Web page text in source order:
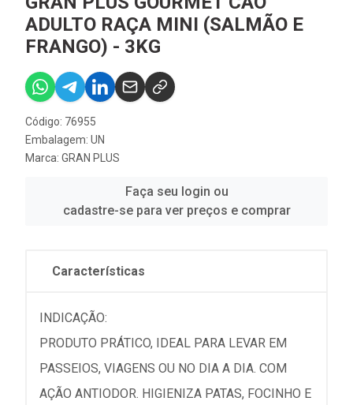
ADULTO RAÇA MINI (SALMÃO E
FRANGO) - 3KG
Código: 76955
Embalagem: UN
Marca: GRAN PLUS
Faça seu login ou
cadastre-se para ver preços e comprar
Características
INDICAÇÃO:
PRODUTO PRÁTICO, IDEAL PARA LEVAR EM
PASSEIOS, VIAGENS OU NO DIA A DIA. COM
AÇÃO ANTIODOR. HIGIENIZA PATAS, FOCINHO E